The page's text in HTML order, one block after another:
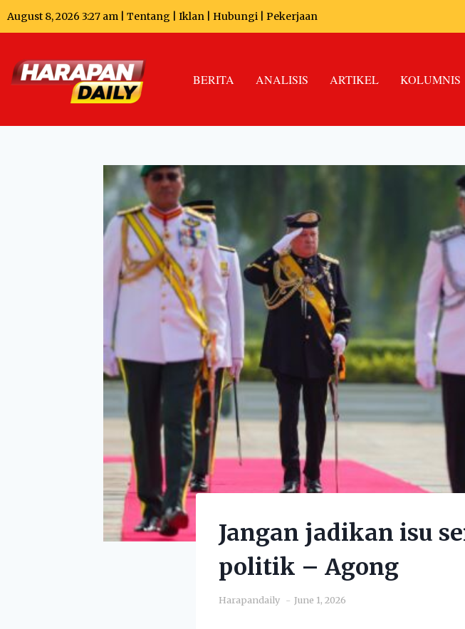
August 8, 2026 3:27 am | Tentang Iklan Hubungi Pekerjaan
BERITA ANALISIS ARTIKEL KOLUMNIS
Jangan jadikan isu
politik – Agong
Harapandaily June 1, 2026